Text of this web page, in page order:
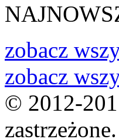
zobacz
zobacz
© 2012-